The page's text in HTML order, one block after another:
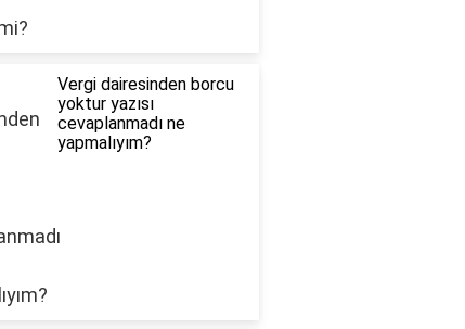
Vergi dairesinden borcu
yoktur yazısı
cevaplanmadı ne
yapmalıyım?